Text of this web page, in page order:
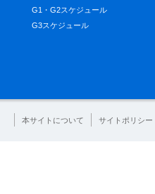
G1・G2スケジュール
G3スケジュール
本サイトについて サイトポリシー